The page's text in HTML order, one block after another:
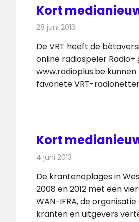
Kort
28 juni 2013
De VRT heeft de
online radiospeler Radio+
www.radioplus.be
favoriete VRT-
Kort
4 juni 2013
De krantenoplages in
2008 en 2012 met een
WAN-IFRA, de
kranten en uitgevers